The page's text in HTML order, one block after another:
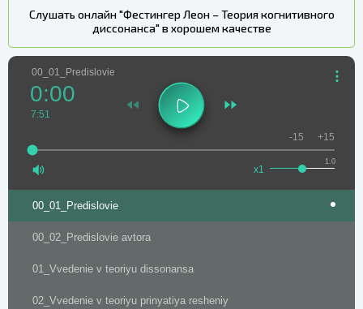
Слушать онлайн "Фестингер Леон – Теория когнитивного
диссонанса" в хорошем качестве
00_01_Predislovie
0:00
7:51
1.0
x1
-15 +15
00_01_Predislovie
00_02_Predislovie avtora
01_Vvedenie v teoriyu dissonansa
02_Vvedenie v teoriyu prinyatiya resheniy